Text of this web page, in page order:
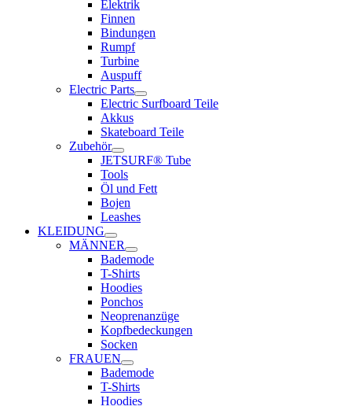
Elektrik
Finnen
Bindungen
Rumpf
Turbine
Auspuff
Electric Parts
Electric Surfboard Teile
Akkus
Skateboard Teile
Zubehör
JETSURF® Tube
Tools
Öl und Fett
Bojen
Leashes
KLEIDUNG
MÄNNER
Bademode
T-Shirts
Hoodies
Ponchos
Neoprenanzüge
Kopfbedeckungen
Socken
FRAUEN
Bademode
T-Shirts
Hoodies